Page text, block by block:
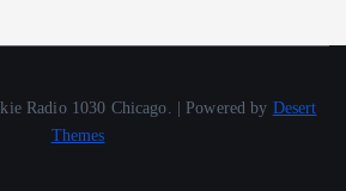
Radio 1030 Chicago. | Powered by Desert
Themes